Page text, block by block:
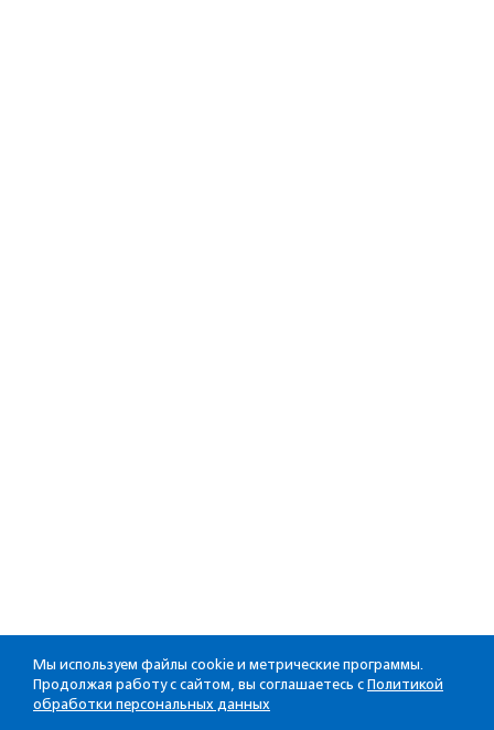
Мы используем файлы cookie и метрические программы.
Продолжая работу с сайтом, вы соглашаетесь с Политикой
обработки персональных данных